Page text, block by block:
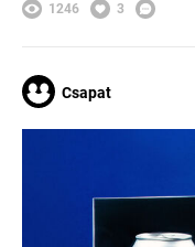
1246 3
Csapat